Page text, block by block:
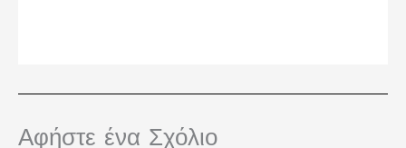
Αφήστε ένα Σχόλιο